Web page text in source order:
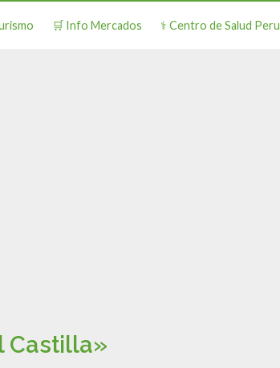
🛒 Info Mercados ⚕️ Centro de Salud Peru
Castilla»